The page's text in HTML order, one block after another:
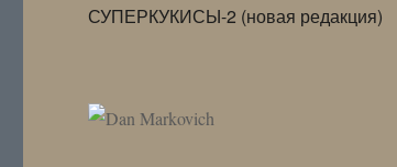
СУПЕРКУКИСЫ-2 (новая редакция)